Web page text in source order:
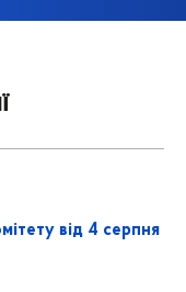
від 4 серпня